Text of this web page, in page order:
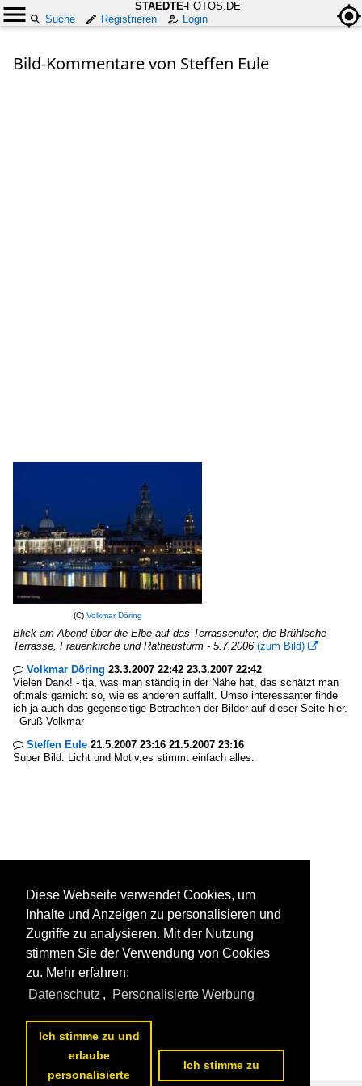
STAEDTE-FOTOS.DE
Suche
Registrieren Login
Bild-Kommentare von Steffen Eule
(C) Volkmar Döring
Blick am Abend über die Elbe auf das Terrassenufer, die Brühlsche
Terrasse, Frauenkirche und Rathausturm - 5.7.2006 (zum Bild) 
 Volkmar Döring 23.3.2007 22:42 23.3.2007 22:42
Vielen Dank! - tja, was man ständig in der Nähe hat, das schätzt man
oftmals garnicht so, wie es anderen auffällt. Umso interessanter finde
ich ja auch das gegenseitige Betrachten der Bilder auf dieser Seite hier.
- Gruß Volkmar
 Steffen Eule 21.5.2007 23:16 21.5.2007 23:16
Super Bild. Licht und Motiv,es stimmt einfach alles.
Diese Webseite verwendet Cookies, um
Inhalte und Anzeigen zu personalisieren und
Zugriffe zu analysieren. Mit der Nutzung
stimmen Sie der Verwendung von Cookies
zu. Mehr erfahren:
Datenschutz , Personalisierte Werbung
Ich stimme zu und
erlaube
personalisierte
Ich stimme zu